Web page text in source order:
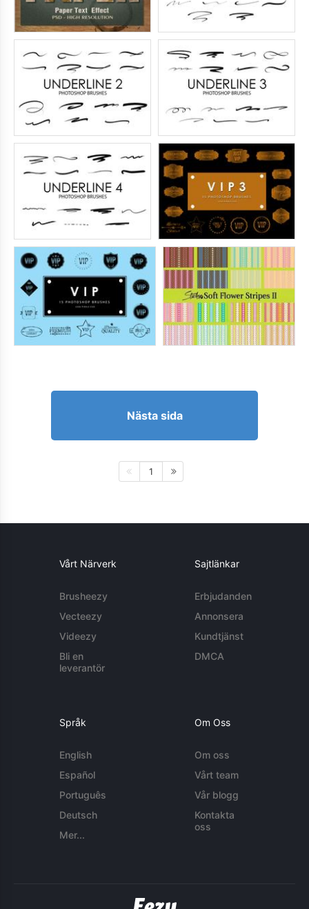
Nästa sida
1
Vårt Närverk
Brusheezy
Vecteezy
Videezy
Bli en
leverantör
Sajtlänkar
Erbjudanden
Annonsera
Kundtjänst
DMCA
Språk
English
Español
Português
Deutsch
Mer...
Om Oss
Om oss
Vårt team
Vår blogg
Kontakta
oss